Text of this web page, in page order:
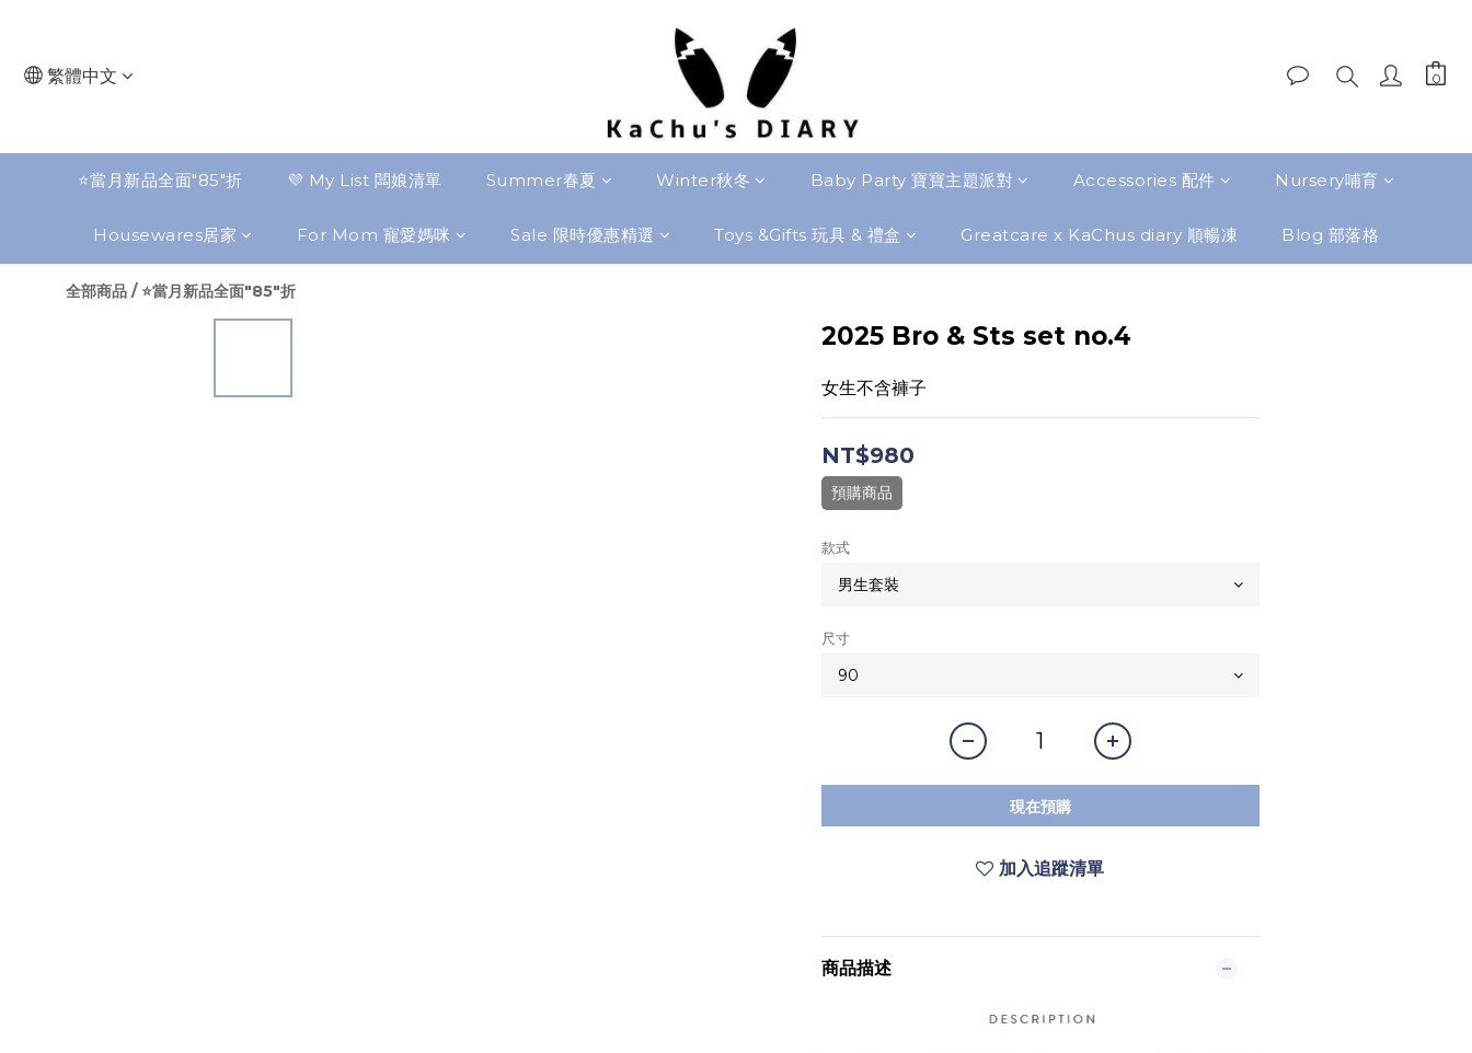
繁體中文
⭐️當月新品全面"85"折 💜 My List 闆娘清單 Summer春夏 Winter秋冬 Baby Party 寶寶主題派對 Accessories 配件 Nursery哺育
Housewares居家 For Mom 寵愛媽咪 Sale 限時優惠精選 Toys &Gifts 玩具 & 禮盒 Greatcare x KaChus diary 順暢凍 Blog 部落格
全部商品 /⭐️當月新品全面"85"折
2025 Bro & Sts set no.4
女生不含褲子
NT$980
預購商品
款式
尺寸
現在預購
加入追蹤清單
商品描述